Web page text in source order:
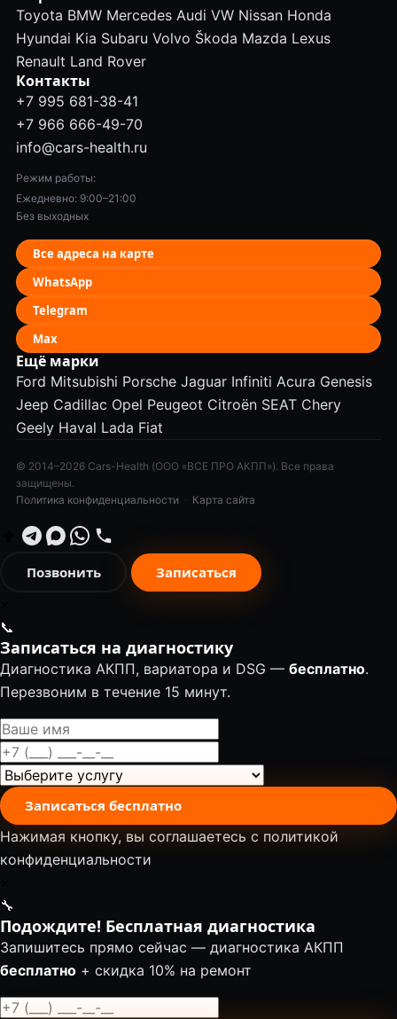
Toyota BMW Mercedes Audi VW Nissan Honda
Hyundai Kia Subaru Volvo Škoda Mazda Lexus
Renault Land Rover
Контакты
+7 995 681-38-41
+7 966 666-49-70
info@cars-health.ru
Режим работы:
Ежедневно: 9:00–21:00
Без выходных
Все адреса на карте
WhatsApp
Telegram
Max
Ещё марки
Ford Mitsubishi Porsche Jaguar Infiniti Acura Genesis
Jeep Cadillac Opel Peugeot Citroën SEAT Chery
Geely Haval Lada Fiat
© 2014–2026 Cars-Health (ООО «ВСЕ ПРО АКПП»). Все права
защищены.
Политика конфиденциальности · Карта сайта
Позвонить Записаться
📞
Записаться на диагностику
Диагностика АКПП, вариатора и DSG — бесплатно.
Перезвоним в течение 15 минут.
Записаться бесплатно
Нажимая кнопку, вы соглашаетесь с политикой
конфиденциальности
🔧
Подождите! Бесплатная диагностика
Запишитесь прямо сейчас — диагностика АКПП
бесплатно + скидка 10% на ремонт